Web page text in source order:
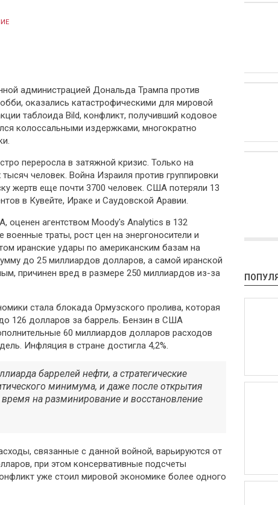
администрацией Дональда Трампа против
оказались катастрофическими для мировой
таблоида Bild, конфликт, получивший кодовое
колоссальными издержками, многократно
переросла в затяжной кризис. Только на
человек. Война Израиля против группировки
жертв еще почти 3700 человек. США потеряли 13
в Кувейте, Ираке и Саудовской Аравии.
оценен агентством Moody's Analytics в 132
траты, рост цен на энергоносители и
иранские удары по американским базам на
до 25 миллиардов долларов, а самой иранской
причинен вред в размере 250 миллиардов из-за
стала блокада Ормузского пролива, которая
126 долларов за баррель. Бензин в США
60 миллиардов долларов расходов
Инфляция в стране достигла 4,2%.
баррелей нефти, а стратегические
минимума, и даже после открытия
время на разминирование и восстановление
связанные с данной войной, варьируются от
при этом консервативные подсчеты
уже стоил мировой экономике более одного